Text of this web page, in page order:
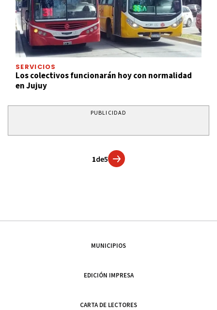
SERVICIOS
Los colectivos funcionarán hoy con normalidad
en Jujuy
PUBLICIDAD
1de5
MUNICIPIOS
EDICIÓN IMPRESA
CARTA DE LECTORES